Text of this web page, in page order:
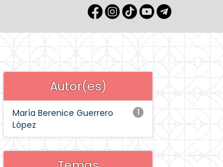
Autor(es)
1
María Berenice Guerrero
López